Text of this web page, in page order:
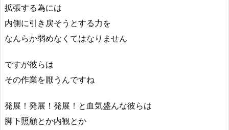
拡張する為には
内側に引き戻そうとする力を
なんらか弱めなくてはなりません
ですが彼らは
その作業を厭うんですね
発展！発展！発展！と血気盛んな彼らは
脚下照顧とか内観とか